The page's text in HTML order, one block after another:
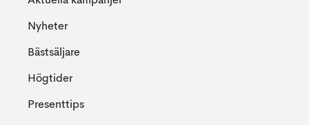
Nyheter
Bästsäljare
Högtider
Presenttips